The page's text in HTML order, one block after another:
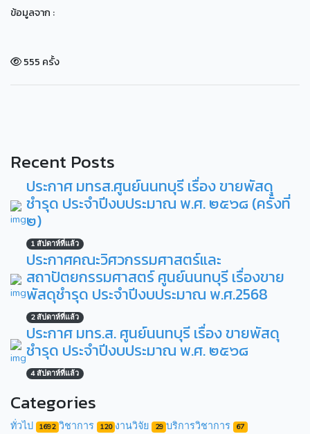
ข้อมูลจาก :
555 ครั้ง
Recent Posts
ประกาศ มทรส.ศูนย์นนทบุรี เรื่อง ขายพัสดุ
ชำรุด ประจำปีงบประมาณ พ.ศ. ๒๕๖๘ (ครั้งที่
๒)
1 สัปดาห์ที่แล้ว
ประกาศคณะวิศวกรรมศาสตร์และ
สถาปัตยกรรมศาสตร์ ศูนย์นนทบุรี เรื่องขาย
พัสดุชำรุด ประจำปีงบประมาณ พ.ศ.2568
2 สัปดาห์ที่แล้ว
ประกาศ มทร.ส. ศูนย์นนทบุรี เรื่อง ขายพัสดุ
ชำรุด ประจำปีงบประมาณ พ.ศ. ๒๕๖๘
4 สัปดาห์ที่แล้ว
Categories
ทั่วไป 1692 วิชาการ 120 งานวิจัย 29 บริการวิชาการ 67